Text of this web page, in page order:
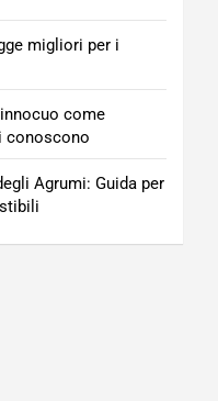
migliori per i
come
conoscono
Agrumi: Guida per